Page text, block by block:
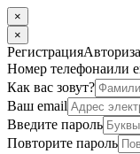
×
×
Регистрация
Номер телефонаили
Как вас зовут?
Ваш email
Введите пароль
Повторите пароль